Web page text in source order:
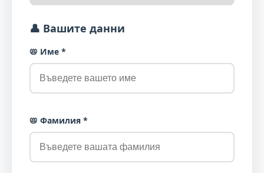
👤 Вашите данни
📛 Име *
📛 Фамилия *